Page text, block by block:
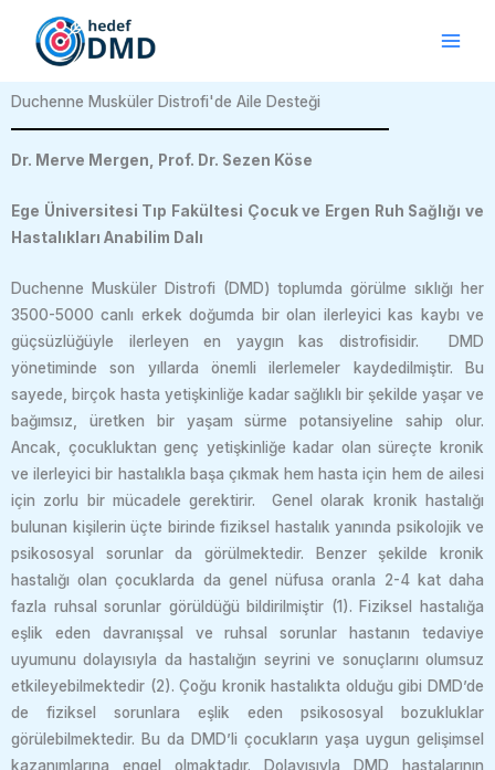
content
Duchenne Musküler Distrofi'de Aile Desteği
Dr. Merve Mergen, Prof. Dr. Sezen Köse
Ege Üniversitesi Tıp Fakültesi Çocuk ve Ergen Ruh Sağlığı ve
Hastalıkları Anabilim Dalı
Duchenne Musküler Distrofi (DMD) toplumda görülme sıklığı her
3500-5000 canlı erkek doğumda bir olan ilerleyici kas kaybı ve
güçsüzlüğüyle ilerleyen en yaygın kas distrofisidir. DMD
yönetiminde son yıllarda önemli ilerlemeler kaydedilmiştir. Bu
sayede, birçok hasta yetişkinliğe kadar sağlıklı bir şekilde yaşar ve
bağımsız, üretken bir yaşam sürme potansiyeline sahip olur.
Ancak, çocukluktan genç yetişkinliğe kadar olan süreçte kronik
ve ilerleyici bir hastalıkla başa çıkmak hem hasta için hem de ailesi
için zorlu bir mücadele gerektirir. Genel olarak kronik hastalığı
bulunan kişilerin üçte birinde fiziksel hastalık yanında psikolojik ve
psikososyal sorunlar da görülmektedir. Benzer şekilde kronik
hastalığı olan çocuklarda da genel nüfusa oranla 2-4 kat daha
fazla ruhsal sorunlar görüldüğü bildirilmiştir (1). Fiziksel hastalığa
eşlik eden davranışsal ve ruhsal sorunlar hastanın tedaviye
uyumunu dolayısıyla da hastalığın seyrini ve sonuçlarını olumsuz
etkileyebilmektedir (2). Çoğu kronik hastalıkta olduğu gibi DMD’de
de fiziksel sorunlara eşlik eden psikososyal bozukluklar
görülebilmektedir. Bu da DMD’li çocukların yaşa uygun gelişimsel
kazanımlarına engel olmaktadır. Dolayısıyla DMD hastalarının